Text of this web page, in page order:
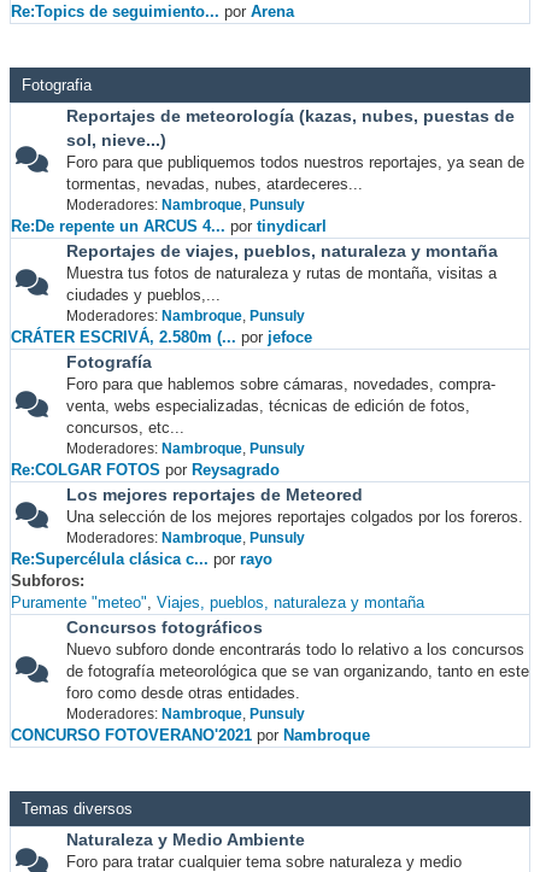
Re:Topics de seguimiento... por Arena
Fotografia
Reportajes de meteorología (kazas, nubes, puestas de
sol, nieve...)
Foro para que publiquemos todos nuestros reportajes, ya sean de
tormentas, nevadas, nubes, atardeceres...
Moderadores: Nambroque, Punsuly
Re:De repente un ARCUS 4... por tinydicarl
Reportajes de viajes, pueblos, naturaleza y montaña
Muestra tus fotos de naturaleza y rutas de montaña, visitas a
ciudades y pueblos,...
Moderadores: Nambroque, Punsuly
CRÁTER ESCRIVÁ, 2.580m (... por jefoce
Fotografía
Foro para que hablemos sobre cámaras, novedades, compra-
venta, webs especializadas, técnicas de edición de fotos,
concursos, etc...
Moderadores: Nambroque, Punsuly
Re:COLGAR FOTOS por Reysagrado
Los mejores reportajes de Meteored
Una selección de los mejores reportajes colgados por los foreros.
Moderadores: Nambroque, Punsuly
Re:Supercélula clásica c... por rayo
Subforos
Puramente "meteo" Viajes, pueblos, naturaleza y montaña
Concursos fotográficos
Nuevo subforo donde encontrarás todo lo relativo a los concursos
de fotografía meteorológica que se van organizando, tanto en este
foro como desde otras entidades.
Moderadores: Nambroque, Punsuly
CONCURSO FOTOVERANO'2021 por Nambroque
Temas diversos
Naturaleza y Medio Ambiente
Foro para tratar cualquier tema sobre naturaleza y medio